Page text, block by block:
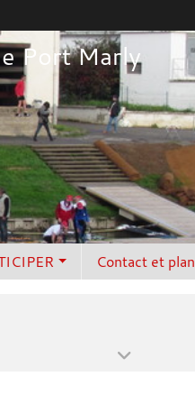
Port Marly
Contact et plan